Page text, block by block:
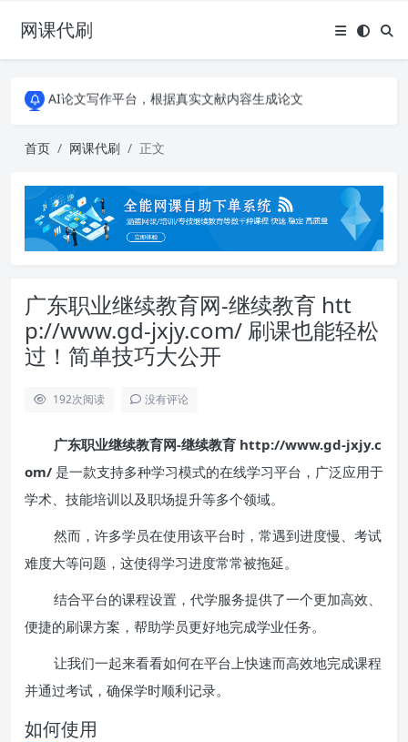
网课代刷
AI论文写作平台，根据真实文献内容生成论文
全能网课平台，大学生网课、成教、培训、继续教育。现已接入代刷代考项目3000+
全能网课平台，大学生网课、成教、培训、继续教育。现已接入代刷代考项目3000+
首页 网课代刷 正文
广东职业继续教育网-继续教育 htt
p://www.gd-jxjy.com/ 刷课也能轻松
过！简单技巧大公开
192次阅读 没有评论
广东职业继续教育网-继续教育 http://www.gd-jxjy.c
om/ 是一款支持多种学习模式的在线学习平台，广泛应用于
学术、技能培训以及职场提升等多个领域。
然而，许多学员在使用该平台时，常遇到进度慢、考试
难度大等问题，这使得学习进度常常被拖延。
结合平台的课程设置，代学服务提供了一个更加高效、
便捷的刷课方案，帮助学员更好地完成学业任务。
让我们一起来看看如何在平台上快速而高效地完成课程
并通过考试，确保学时顺利记录。
如何使用